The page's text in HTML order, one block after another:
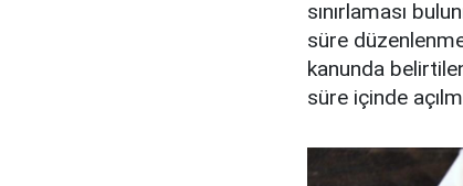
sınırlaması
süre
kanunda
süre içinde